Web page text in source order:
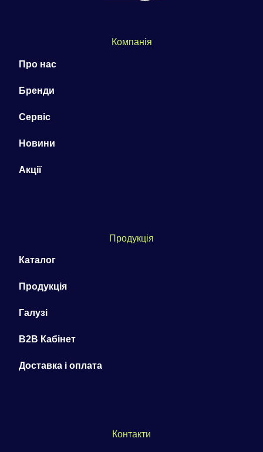
Компанія
Про нас
Бренди
Сервіс
Новини
Акції
Продукція
Каталог
Продукція
Галузі
B2B Кабінет
Доставка і оплата
Контакти